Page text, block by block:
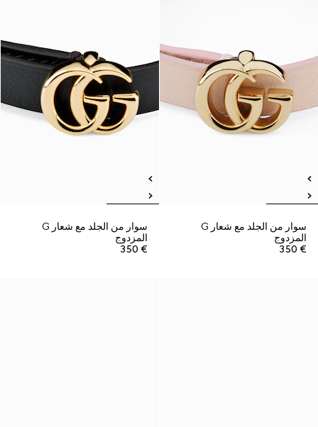
سوار من الجلد مع شعار G
المزدوج
€ 350
سوار من الجلد مع شعار G
المزدوج
€ 350